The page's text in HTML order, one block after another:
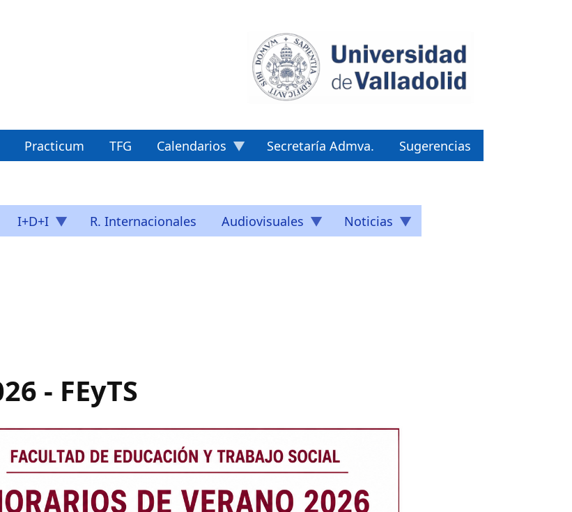
Practicum TFG Calendarios Secretaría Admva.
Sugerencias
I+D+I R. Internacionales Audiovisuales
Noticias
- FEyTS